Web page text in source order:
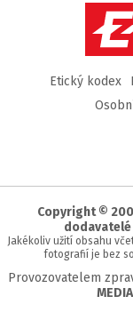
Etický kodex
Copyright ©
dodavatelé
Jakékoliv užití obsahu
fotografií je bez
Provozovatelem